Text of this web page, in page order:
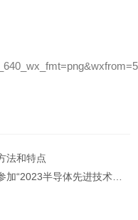
法和特点
体先进技术创新发展和机遇大会”